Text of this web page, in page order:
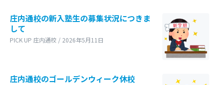
庄内通校の新入塾生の募集状況につきま
して
PICK UP 庄内通校 / 2026年5月11日
庄内通校のゴールデンウィーク休校